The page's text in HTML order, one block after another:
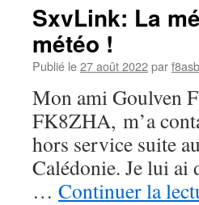
SxvLink: La
météo !
Publié le27 août 2022parf8asb
Mon ami Goulven
FK8ZHA, m’a
hors service suite
Calédonie. Je lui ai
… Continuer la